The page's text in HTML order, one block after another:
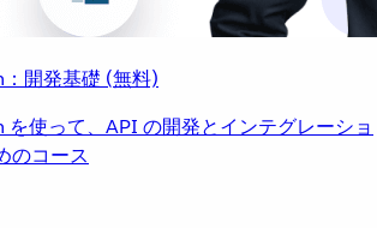
開発基礎 (無料)
使って、API の開発とインテグレーショ
のコース